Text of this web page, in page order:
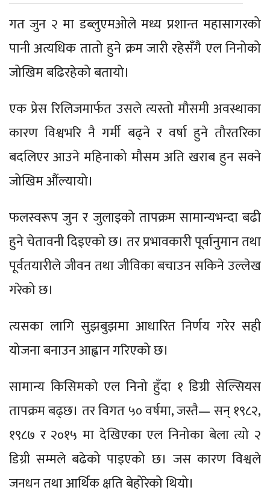
गत जुन २ मा डब्लुएमओले मध्य प्रशान्त महासागरको
पानी अत्यधिक तातो हुने क्रम जारी रहेसँगै एल निनोको
जोखिम बढिरहेको बतायो।
एक प्रेस रिलिजमार्फत उसले त्यस्तो मौसमी अवस्थाका
कारण विश्वभरि नै गर्मी बढ्ने र वर्षा हुने तौरतरिका
बदलिएर आउने महिनाको मौसम अति खराब हुन सक्ने
जोखिम औंल्यायो।
फलस्वरूप जुन र जुलाइको तापक्रम सामान्यभन्दा बढी
हुने चेतावनी दिइएको छ। तर प्रभावकारी पूर्वानुमान तथा
पूर्वतयारीले जीवन तथा जीविका बचाउन सकिने उल्लेख
गरेको छ।
त्यसका लागि सुझबुझमा आधारित निर्णय गरेर सही
योजना बनाउन आह्वान गरिएको छ।
सामान्य किसिमको एल निनो हुँदा १ डिग्री सेल्सियस
तापक्रम बढ्छ। तर विगत ५० वर्षमा, जस्तै— सन् १९८२,
१९८७ र २०१५ मा देखिएका एल निनोका बेला त्यो २
डिग्री सम्मले बढेको पाइएको छ। जस कारण विश्वले
जनधन तथा आर्थिक क्षति बेहोरेको थियो।